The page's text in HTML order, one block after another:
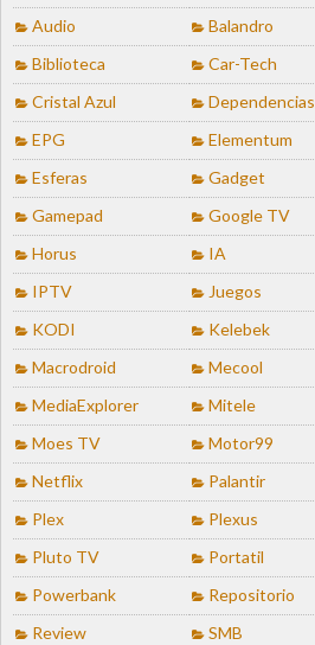
Audio
Balandro
Biblioteca
Car-Tech
Cristal Azul
Dependencias
EPG
Elementum
Esferas
Gadget
Gamepad
Google TV
Horus
IA
IPTV
Juegos
KODI
Kelebek
Macrodroid
Mecool
MediaExplorer
Mitele
Moes TV
Motor99
Netflix
Palantir
Plex
Plexus
Pluto TV
Portatil
Powerbank
Repositorio
Review
SMB